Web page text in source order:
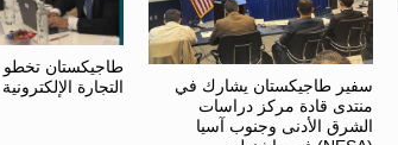
سفير طاجيكستان يشارك في
منتدى قادة مركز دراسات
الشرق الأدنى وجنوب آسيا
طاجيكستان تخطو
التجارة